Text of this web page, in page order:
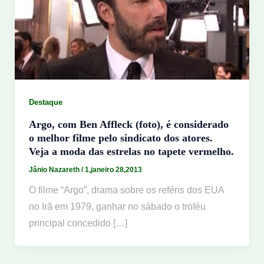
Destaque
Argo, com Ben Affleck (foto), é considerado
o melhor filme pelo sindicato dos atores.
Veja a moda das estrelas no tapete vermelho.
Jânio Nazareth /1,janeiro 28,2013
O filme “Argo”, drama sobre os reféns dos EUA
no Irã em 1979, ganhar no sábado o troféu
principal concedido […]